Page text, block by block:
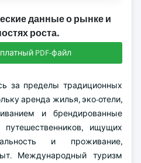
данные о рынке и
роста.
PDF-файл
за пределы традиционных
аренда жилья, эко-отели,
и брендированные
путешественников, ищущих
и проживание,
Международный туризм